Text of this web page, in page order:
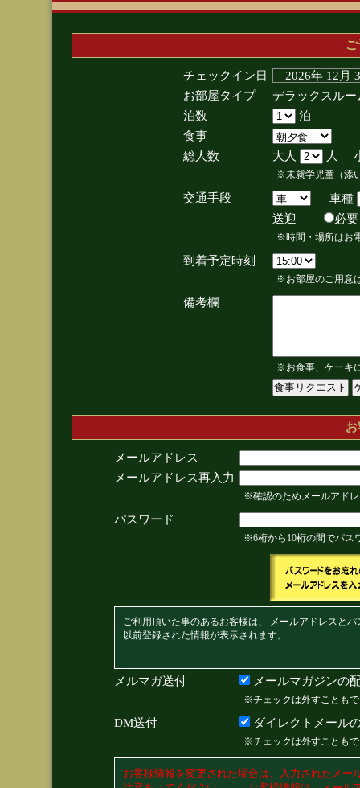
チェックイン日
2026年 12
お部屋タイプ
デラックスル
泊数
泊
食事
総人数
大人 人
※未就学児童（添
交通手段
車種
送迎
※時間・場所はお
到着予定時刻
※お部屋のご用意
備考欄
※お食事、ケーキ
メールアドレス
メールアドレス再入力
※確認のためメールアド
パスワード
※6桁から10桁の間でパス
ご利用頂いた事のあるお客様は、 メールアドレスと
以前登録された情報が表示されます。
メルマガ送付 メールマガジンの
※チェックは外すことも
DM送付 ダイレクトメール
※チェックは外すことも
お客様情報を変更された場合は、入力されたメ